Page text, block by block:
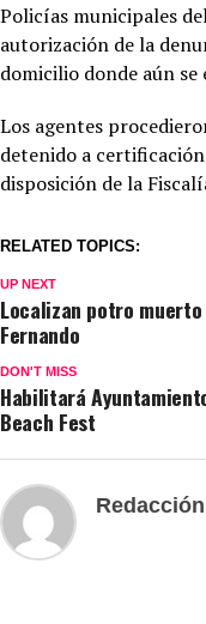
Policías municipales
autorización de la
domicilio donde aún
Los agentes
detenido a
disposición de la
RELATED TOPICS:
UP NEXT
Localizan potro
Fernando
DON'T MISS
Habilitará
Beach Fest
Redacción